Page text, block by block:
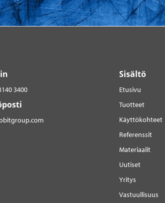
3400
Sisältö
Etusivu
Tuotteet
Käyttökohteet
Referenssit
Materiaalit
Uutiset
Yritys
Vastuullisuus